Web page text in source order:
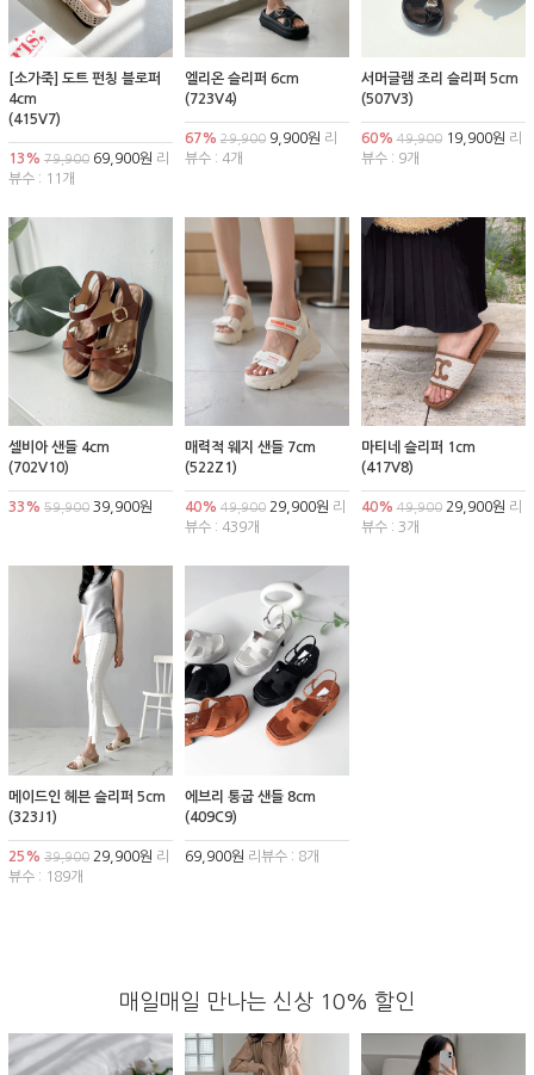
[소가죽] 도트 펀칭 블로퍼
4cm
(415V7)
13% 79,900 69,900원 리
뷰수 : 11개
엘리온 슬리퍼 6cm
(723V4)
67% 29,9009,900원 리
뷰수 : 4개
서머글램 조리 슬리퍼 5cm
(507V3)
60% 49,90019,900원 리
뷰수 : 9개
셀비아 샌들 4cm
(702V10)
33% 59,900 39,900원
매력적 웨지 샌들 7cm
(522Z1)
40% 49,90029,900원 리
뷰수 : 439개
마티네 슬리퍼 1cm
(417V8)
40% 49,90029,900원 리
뷰수 : 3개
메이드인 헤븐 슬리퍼 5cm
(323J1)
25% 39,900 29,900원 리
뷰수 : 189개
에브리 통굽 샌들 8cm
(409C9)
69,900원 리뷰수 : 8개
매일매일 만나는 신상 10% 할인